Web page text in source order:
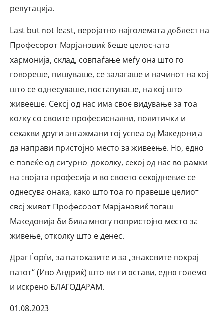
репутација.
Last but not least, веројатно најголемата доблест на
Професорот Марјановиќ беше целосната
хармонија, склад, совпаѓање меѓу она што го
говореше, пишуваше, се залагаше и начинот на кој
што се однесуваше, постапуваше, на кој што
живееше. Секој од нас има свое видување за тоа
колку со своите професионални, политички и
секакви други ангажмани тој успеа од Македонија
да направи пристојно место за живеење. Но, едно
е повеќе од сигурно, доколку, секој од нас во рамки
на својата професија и во своето секојдневие се
однесува онака, како што тоа го правеше целиот
свој живот Професорот Марјановиќ тогаш
Македонија би била многу попристојно место за
живење, отколку што е денес.
Драг Ѓорѓи, за патоказите и за „знаковите покрај
патот“ (Иво Андриќ) што ни ги остави, едно големо
и искрено БЛАГОДАРАМ.
01.08.2023